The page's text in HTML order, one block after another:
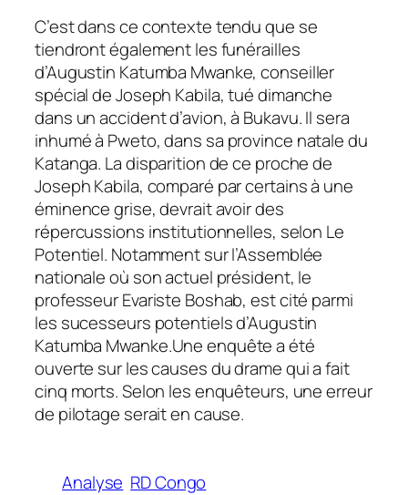
C’est dans ce contexte tendu que se
tiendront également les funérailles
d’Augustin Katumba Mwanke, conseiller
spécial de Joseph Kabila, tué dimanche
dans un accident d’avion, à Bukavu. Il sera
inhumé à Pweto, dans sa province natale du
Katanga. La disparition de ce proche de
Joseph Kabila, comparé par certains à une
éminence grise, devrait avoir des
répercussions institutionnelles, selon Le
Potentiel. Notamment sur l’Assemblée
nationale où son actuel président, le
professeur Evariste Boshab, est cité parmi
les sucesseurs potentiels d’Augustin
Katumba Mwanke.Une enquête a été
ouverte sur les causes du drame qui a fait
cinq morts. Selon les enquêteurs, une erreur
de pilotage serait en cause.
Analyse RD Congo